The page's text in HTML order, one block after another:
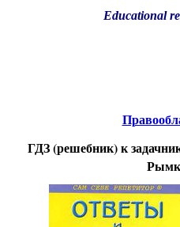
Educational
ГДЗ (решебник) к